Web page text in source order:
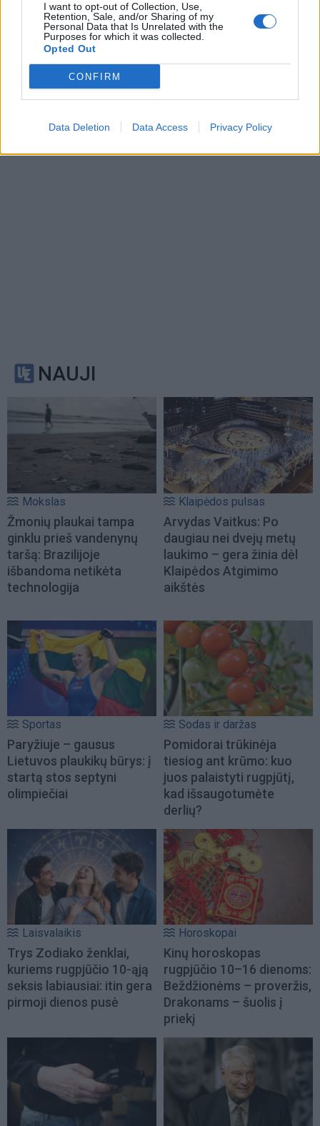
I want to opt-out of Collection, Use,
Retention, Sale, and/or Sharing of my
Personal Data that Is Unrelated with the
Purposes for which it was collected.
Opted Out
CONFIRM
Data Deletion Data Access Privacy Policy
Laisvalaikis
Vienas sakinys
akimirksniu pastatys į
vietą pasipūtusį žmogų:
paslaptį
Laisvalaikis
Žemę užklups magnetinė
NAUJI
Mokslas
Žmonių plaukai tampa
ginklu prieš vandenynų
taršą: Brazilijoje
išbandoma netikėta
technologija
Klaipėdos pulsas
Arvydas Vaitkus: Po
daugiau nei dvejų metų
laukimo – gera žinia dėl
Klaipėdos Atgimimo
aikštės
Sportas
Paryžiuje – gausus
Lietuvos plaukikų būrys: į
startą stos septyni
olimpiečiai
Sodas ir daržas
Pomidorai trūkinėja
tiesiog ant krūmo: kuo
juos palaistyti rugpjūtį,
kad išsaugotumėte
derlių?
Laisvalaikis
Trys Zodiako ženklai,
kuriems rugpjūčio 10-ąją
seksis labiausiai: itin gera
pirmoji dienos pusė
Horoskopai
Kinų horoskopas
rugpjūčio 10–16 dienoms:
Beždžionėms – proveržis,
Drakonams – šuolis į
priekį